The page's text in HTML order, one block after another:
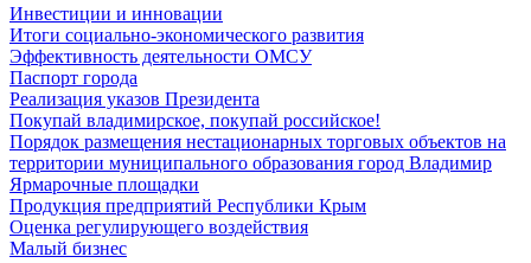
Инвестиции и инновации
Итоги социально-экономического развития
Эффективность деятельности ОМСУ
Паспорт города
Реализация указов Президента
Покупай владимирское, покупай российское!
Порядок размещения нестационарных торговых объектов на
территории муниципального образования город Владимир
Ярмарочные площадки
Продукция предприятий Республики Крым
Оценка регулирующего воздействия
Малый бизнес